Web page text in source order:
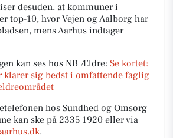
desuden, at kommuner i
top-10, hvor Vejen og Aalborg har
mens Aarhus indtager
kan ses hos NB Ældre: Se kortet:
klarer sig bedst i omfattende faglig
hos Sundhed og Omsorg
kan ske på 2335 1920 eller via
.